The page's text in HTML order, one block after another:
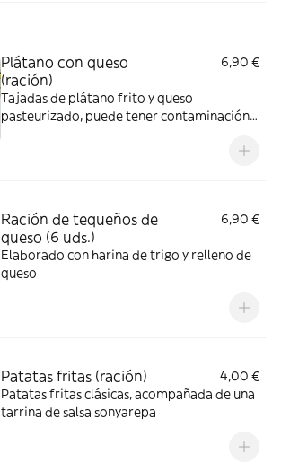
Plátano con queso
(ración)
6,90 €
Tajadas de plátano frito y queso
pasteurizado, puede tener contaminación
Ración de tequeños de
queso (6 uds.)
6,90 €
Elaborado con harina de trigo y relleno de
queso
Patatas fritas (ración)
4,00 €
Patatas fritas clásicas, acompañada de una
tarrina de salsa sonyarepa